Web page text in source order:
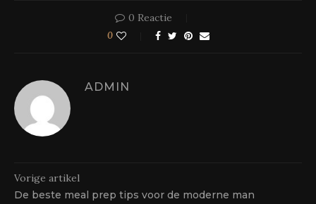
0 Reactie
0
ADMIN
Vorige artikel
De beste meal prep tips voor de moderne man